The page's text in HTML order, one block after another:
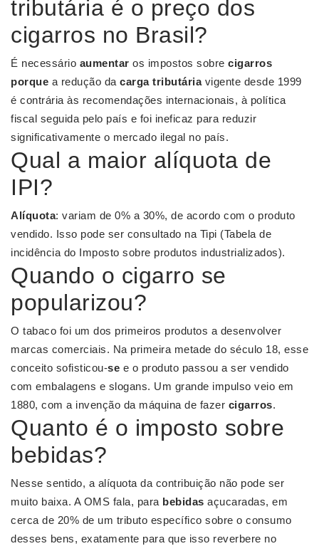
tributária é o preço dos
cigarros no Brasil?
É necessário aumentar os impostos sobre cigarros
porque a redução da carga tributáriavigente desde 1999
é contrária às recomendações internacionais, à política
fiscal seguida pelo país e foi ineficaz para reduzir
significativamente o mercado ilegal no país.
Qual a maior alíquota de
IPI?
Alíquota: variam de 0% a 30%, de acordo com o produto
vendido. Isso pode ser consultado na Tipi (Tabela de
incidência do Imposto sobre produtos industrializados).
Quando o cigarro se
popularizou?
O tabaco foi um dos primeiros produtos a desenvolver
marcas comerciais. Na primeira metade do século 18, esse
conceito sofisticou-se e o produto passou a ser vendido
com embalagens e slogans. Um grande impulso veio em
1880, com a invenção da máquina de fazer cigarros.
Quanto é o imposto sobre
bebidas?
Nesse sentido, a alíquota da contribuição não pode ser
muito baixa. A OMS fala, para bebidas açucaradas, em
cerca de 20% de um tributo específico sobre o consumo
desses bens, exatamente para que isso reverbere no